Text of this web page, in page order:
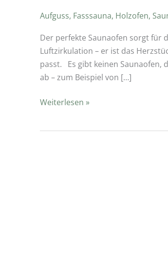
Aufguss, Fasssauna, Holzofen,
Der perfekte Saunaofen sorgt für
Luftzirkulation – er ist das
passt. Es gibt keinen Saunaofen,
ab – zum Beispiel von […]
Weiterlesen »